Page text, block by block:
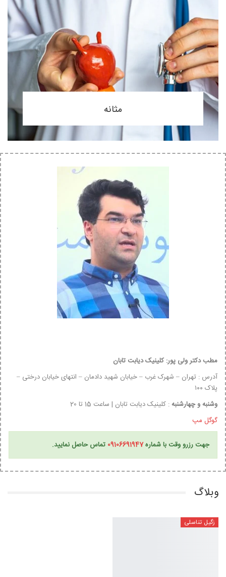
مثانه
مطب دکتر ولی پور: کلینیک دیابت تابان
آدرس : تهران – شهرک غرب – خیابان شهید دادمان – انتهای خیابان درختی –
پلاک ۱۰۰
وشنبه و چهارشنبه: کلینیک دیابت تابان | ساعت 15 تا 20
گوگل مپ
جهت رزرو وقت با شماره09106691947 تماس حاصل نمایید.
وبلاگ
زگیل تناسلی